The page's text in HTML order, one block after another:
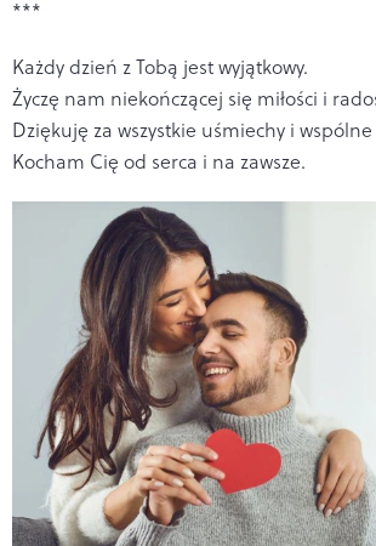
***
Każdy dzień z Tobą jest wyjątkowy.
Życzę nam niekończącej się miłości i
Dziękuję za wszystkie uśmiechy i
Kocham Cię od serca i na zawsze.